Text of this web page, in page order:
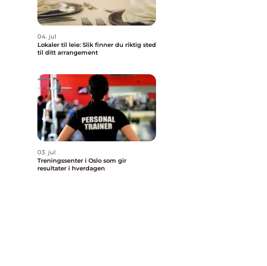
04. jul
Lokaler til leie: Slik finner du riktig sted
til ditt arrangement
03. jul
Treningssenter i Oslo som gir
resultater i hverdagen